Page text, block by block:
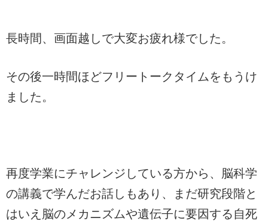
長時間、画面越しで大変お疲れ様でした。
その後一時間ほどフリートークタイムをもうけ
ました。
再度学業にチャレンジしている方から、脳科学
の講義で学んだお話しもあり、まだ研究段階と
はいえ脳のメカニズムや遺伝子に要因する自死